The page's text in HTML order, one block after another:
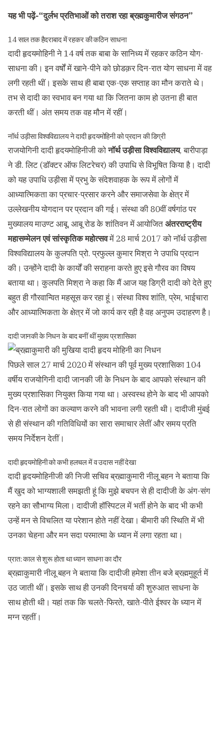
यह भी पढ़ें-“दुर्लभ प्रतिभाओं को तराश रहा ब्रह्मकुमारीज संगठन”
14 साल तक हैदराबाद में रहकर की कठिन साधना
दादी हृदयमोहिनी ने 14 वर्ष तक बाबा के सानिध्य में रहकर कठिन योग-
साधना की। इन वर्षों में खाने-पीने को छोडक़र दिन-रात योग साधना में वह
लगी रहती थीं। इसके साथ ही बाबा एक-एक सप्ताह का मौन कराते थे।
तभ से दादी का स्वभाव बन गया था कि जितना काम हो उतना ही बात
करती थीं। अंत समय तक वह मौन में रहीं।
नॉर्थ उड़ीसा विश्वविद्यालय ने दादी हृदयमोहिनी को प्रदान की डिग्री
राजयोगिनी दादी हृदयमोहिनीजी कोनॉर्थ उड़ीसा विश्वविद्यालय, बारीपाड़ा
ने डी. लिट (डॉक्टर ऑफ लिटरेचर) की उपाधि से विभूषित किया है। दादी
को यह उपाधि उड़ीसा में प्रभु के संदेशवाहक के रूप में लोगों में
आध्यात्मिकता का प्रचार-प्रसार करने और समाजसेवा के क्षेत्र में
उल्लेखनीय योगदान पर प्रदान की गई। संस्था की 80वीं वर्षगांठ पर
मुख्यालय माउण्ट आबू, आबू रोड के शांतिवन में आयोजितअंतरराष्ट्रीय
महासम्मेलन एवं सांस्कृतिक महोत्सवमें 28 मार्च 2017 को नॉर्थ उड़ीसा
विश्वविद्यालय के कुलपति प्रो. प्रफुल्ल कुमार मिश्रा ने उपाधि प्रदान
की। उन्होंने दादी के कार्यों की सराहना करते हुए इसे गौरव का विषय
बताया था। कुलपति मिश्रा ने कहा कि मैं आज यह डिग्री दादी को देते हुए
बहुत ही गौरवान्वित महसूस कर रहा हूं। संस्था विश्व शांति, प्रेम, भाईचारा
और आध्यात्मिकता के क्षेत्र में जो कार्य कर रही है वह अनुपम उदाहरण है।
दादी जानकी के निधन के बाद बनीं थीं मुख्य प्रशासिका
पिछले साल 27 मार्च 2020 में संस्थान की पूर्व मुख्य प्रशासिका 104
वर्षीय राजयोगिनी दादी जानकी जी के निधन के बाद आपको संस्थान की
मुख्य प्रशासिका नियुक्त किया गया था। अस्वस्थ होने के बाद भी आपको
दिन-रात लोगों का कल्याण करने की भावना लगी रहती थी। दादीजी मुंबई
से ही संस्थान की गतिविधियों का सारा समाचार लेतीं और समय प्रति
समय निर्देशन देतीं।
दादी हृदयमोहिनी को कभी हलचल में व उदास नहीं देखा
दादी हृदयमोहिनीजी की निजी सचिव ब्रह्माकुमारी नीलू बहन ने बताया कि
मैं खुद को भाग्यशाली समझती हूं कि मुझे बचपन से ही दादीजी के अंग-संग
रहने का सौभाग्य मिला। दादीजी हॉस्पिटल में भर्ती होने के बाद भी कभी
उन्हें मन से विचलित या परेशान होते नहीं देखा। बीमारी की स्थिति में भी
उनका चेहना और मन सदा परमात्मा के ध्यान में लगा रहता था।
प्रात: काल से शुरू होता था ध्यान साधना का दौर
ब्रह्माकुमारी नीलू बहन ने बताया कि दादीजी हमेशा तीन बजे ब्रह्ममुहूर्त में
उठ जाती थीं। इसके साथ ही उनकी दिनचर्या की शुरुआत साधना के
साथ होती थी। यहां तक कि चलते-फिरते, खाते-पीते ईश्वर के ध्यान में
मग्न रहतीं।